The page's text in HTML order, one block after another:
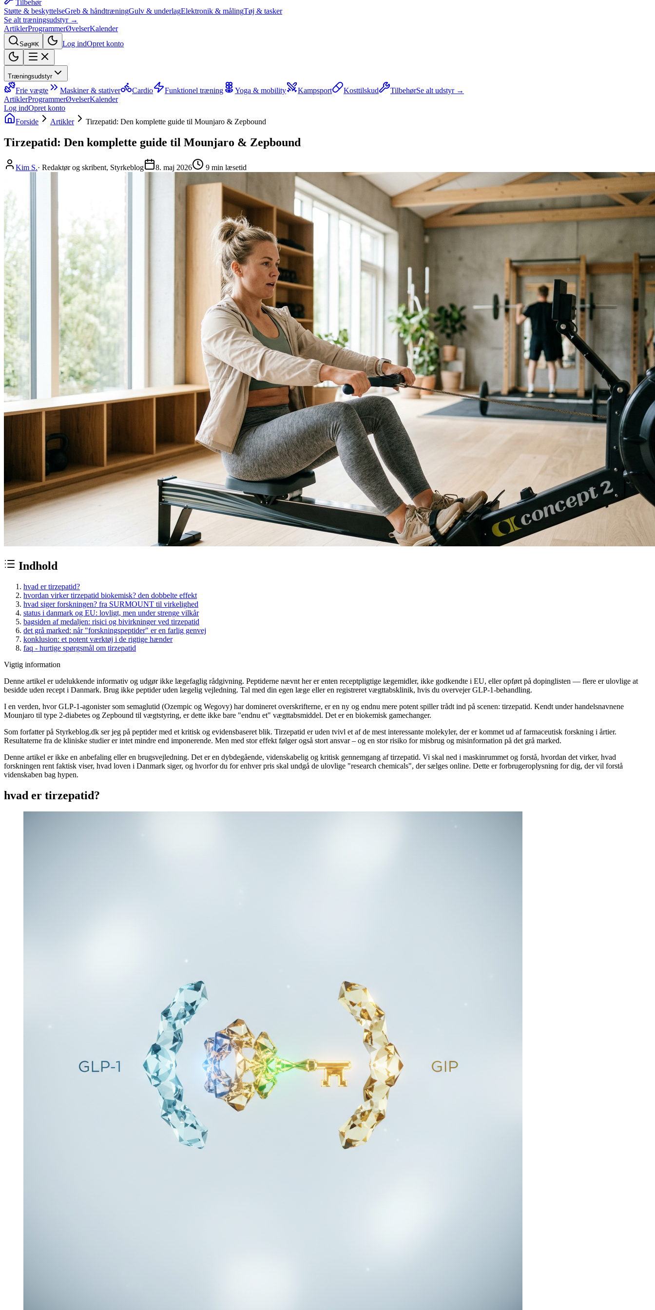
Tilbehør
Støtte & beskyttelseGreb & håndtræningGulv & underlagElektronik & målingTøj & tasker
Se alt træningsudstyr →
ArtiklerProgrammerØvelserKalender
Søg⌘K Log indOpret konto
Træningsudstyr
Frie vægte Maskiner & stativer Cardio Funktionel træning Yoga & mobility Kampsport Kosttilskud TilbehørSe alt udstyr →
ArtiklerProgrammerØvelserKalender
Log indOpret konto
Forside
Artikler Tirzepatid: Den komplette guide til Mounjaro & Zepbound
Tirzepatid: Den komplette guide til Mounjaro & Zepbound
Kim S.· Redaktør og skribent, Styrkeblog 8. maj 2026 9 min læsetid
Indhold
hvad er tirzepatid?
hvordan virker tirzepatid biokemisk? den dobbelte effekt
hvad siger forskningen? fra SURMOUNT til virkelighed
status i danmark og EU: lovligt, men under strenge vilkår
bagsiden af medaljen: risici og bivirkninger ved tirzepatid
det grå marked: når "forskningspeptider" er en farlig genvej
konklusion: et potent værktøj i de rigtige hænder
faq - hurtige spørgsmål om tirzepatid
Vigtig information
Denne artikel er udelukkende informativ og udgør ikke lægefaglig rådgivning. Peptiderne nævnt her er enten receptpligtige lægemidler, ikke godkendte i EU, eller opført på dopinglisten — flere er ulovlige at
besidde uden recept i Danmark. Brug ikke peptider uden lægelig vejledning. Tal med din egen læge eller en registreret vægttabsklinik, hvis du overvejer GLP-1-behandling.
I en verden, hvor GLP-1-agonister som semaglutid (Ozempic og Wegovy) har domineret overskrifterne, er en ny og endnu mere potent spiller trådt ind på scenen: tirzepatid. Kendt under handelsnavnene
Mounjaro til type 2-diabetes og Zepbound til vægtstyring, er dette ikke bare "endnu et" vægttabsmiddel. Det er en biokemisk gamechanger.
Som forfatter på Styrkeblog.dk ser jeg på peptider med et kritisk og evidensbaseret blik. Tirzepatid er uden tvivl et af de mest interessante molekyler, der er kommet ud af farmaceutisk forskning i årtier.
Resultaterne fra de kliniske studier er intet mindre end imponerende. Men med stor effekt følger også stort ansvar – og en stor risiko for misbrug og misinformation på det grå marked.
Denne artikel er ikke en anbefaling eller en brugsvejledning. Det er en dybdegående, videnskabelig og kritisk gennemgang af tirzepatid. Vi skal ned i maskinrummet og forstå, hvordan det virker, hvad
forskningen rent faktisk viser, hvad loven i Danmark siger, og hvorfor du for enhver pris skal undgå de ulovlige "research chemicals", der sælges online. Dette er forbrugeroplysning for dig, der vil forstå
videnskaben bag hypen.
hvad er tirzepatid?